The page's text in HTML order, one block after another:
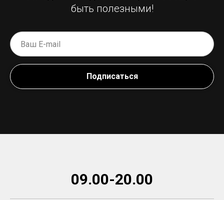
быть полезными!
Подписаться
09.00-20.00